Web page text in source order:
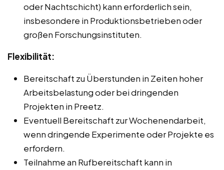
oder Nachtschicht) kann erforderlich sein,
insbesondere in Produktionsbetrieben oder
großen Forschungsinstituten.
Flexibilität:
Bereitschaft zu Überstunden in Zeiten hoher
Arbeitsbelastung oder bei dringenden
Projekten in Preetz.
Eventuell Bereitschaft zur Wochenendarbeit,
wenn dringende Experimente oder Projekte es
erfordern.
Teilnahme an Rufbereitschaft kann in